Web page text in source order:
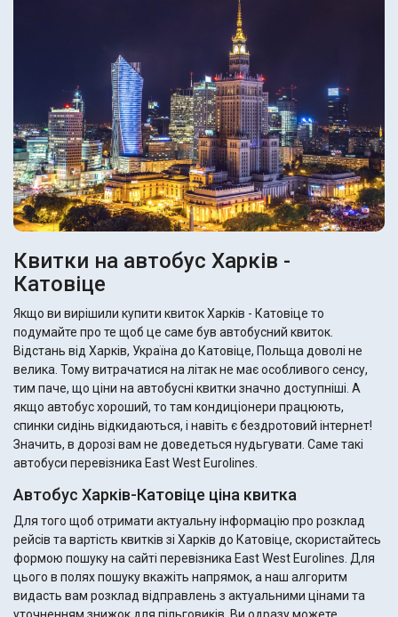
Квитки на автобус Харків -
Катовіце
Якщо ви вирішили купити квиток Харків - Катовіце то
подумайте про те щоб це саме був автобусний квиток.
Відстань від Харків, Україна до Катовіце, Польща доволі не
велика. Тому витрачатися на літак не має особливого сенсу,
тим паче, що ціни на автобусні квитки значно доступніші. А
якщо автобус хороший, то там кондиціонери працюють,
спинки сидінь відкидаються, і навіть є бездротовий інтернет!
Значить, в дорозі вам не доведеться нудьгувати. Саме такі
автобуси перевізника East West Eurolines.
Автобус Харків-Катовіце ціна квитка
Для того щоб отримати актуальну інформацію про розклад
рейсів та вартість квитків зі Харків до Катовіце, скористайтесь
формою пошуку на сайті перевізника East West Eurolines. Для
цього в полях пошуку вкажіть напрямок, а наш алгоритм
видасть вам розклад відправлень з актуальними цінами та